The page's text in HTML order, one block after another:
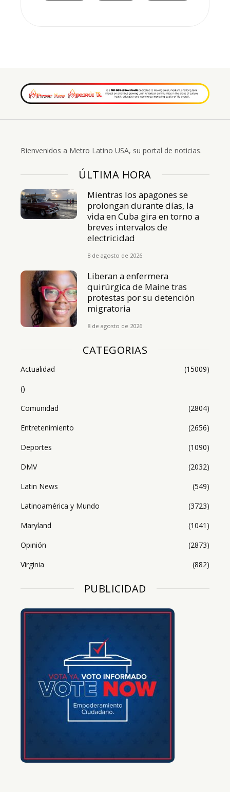
Bienvenidos a Metro Latino USA, su portal de noticias.
ÚLTIMA HORA
Mientras los apagones se
prolongan durante días, la
vida en Cuba gira en torno a
breves intervalos de
electricidad
8 de agosto de 2026
Liberan a enfermera
quirúrgica de Maine tras
protestas por su detención
migratoria
8 de agosto de 2026
CATEGORIAS
Actualidad
(15009)
()
Comunidad
(2804)
Entretenimiento
(2656)
Deportes
(1090)
DMV
(2032)
Latin News
(549)
Latinoamérica y Mundo
(3723)
Maryland
(1041)
Opinión
(2873)
Virginia
(882)
PUBLICIDAD